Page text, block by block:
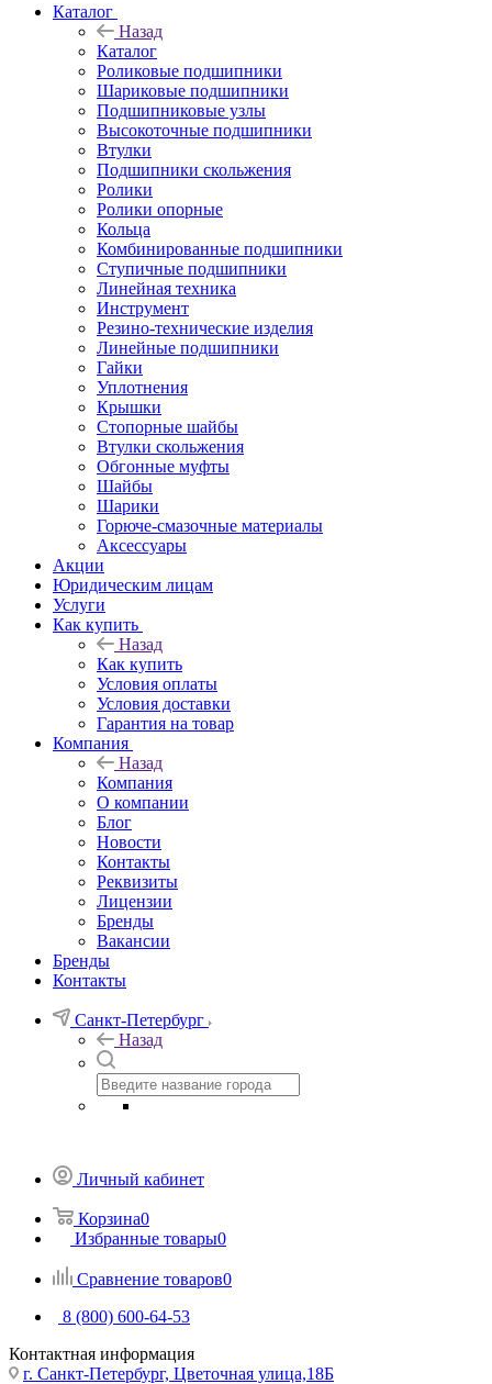
Каталог
Назад
Каталог
Роликовые подшипники
Шариковые подшипники
Подшипниковые узлы
Высокоточные подшипники
Втулки
Подшипники скольжения
Ролики
Ролики опорные
Кольца
Комбинированные подшипники
Ступичные подшипники
Линейная техника
Инструмент
Резино-технические изделия
Линейные подшипники
Гайки
Уплотнения
Крышки
Стопорные шайбы
Втулки скольжения
Обгонные муфты
Шайбы
Шарики
Горюче-смазочные материалы
Аксессуары
Акции
Юридическим лицам
Услуги
Как купить
Назад
Как купить
Условия оплаты
Условия доставки
Гарантия на товар
Компания
Назад
Компания
О компании
Блог
Новости
Контакты
Реквизиты
Лицензии
Бренды
Вакансии
Бренды
Контакты
Санкт-Петербург
Назад
Личный кабинет
Корзина0
Избранные товары0
Сравнение товаров0
8 (800) 600-64-53
Контактная информация
г. Санкт-Петербург, Цветочная улица,18Б